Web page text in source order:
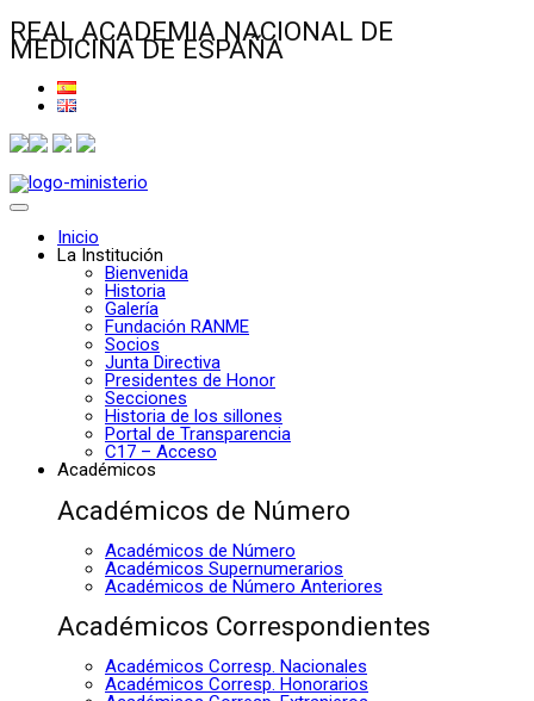
REAL ACADEMIA NACIONAL DE
MEDICINA DE ESPAÑA
Inicio
La Institución
Bienvenida
Historia
Galería
Fundación RANME
Socios
Junta Directiva
Presidentes de Honor
Secciones
Historia de los sillones
Portal de Transparencia
C17 – Acceso
Académicos
Académicos de Número
Académicos de Número
Académicos Supernumerarios
Académicos de Número Anteriores
Académicos Correspondientes
Académicos Corresp. Nacionales
Académicos Corresp. Honorarios